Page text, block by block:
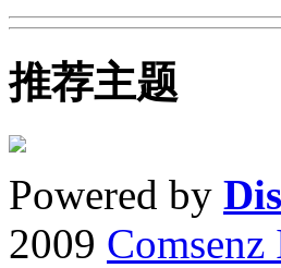
推荐主题
Powered by
2009 Comsenz